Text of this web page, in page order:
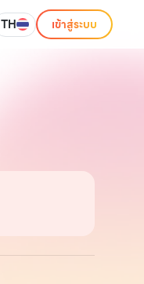
TH เข้าสู่ระบบ